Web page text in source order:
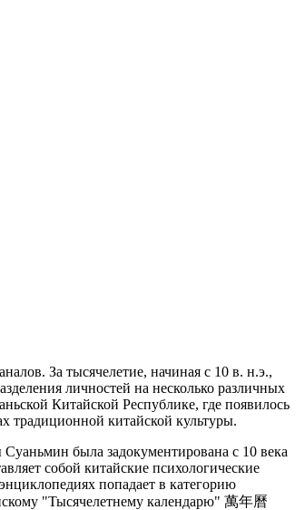
За тысячелетие, начиная с 10 в. н.э.,
личностей на несколько различных
Китайской Республике, где появилось
традиционной китайской культуры.
была задокументирована с 10 века
собой китайские психологические
попадает в категорию
"Тысячелетнему календарю" 萬年曆